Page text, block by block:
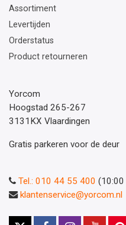
Assortiment
Levertijden
Orderstatus
Product retourneren
Yorcom
Hoogstad 265-267
3131KX Vlaardingen
Gratis parkeren voor de deur
Tel.: 010 44 55 400
klantenservice@yorcom.nl